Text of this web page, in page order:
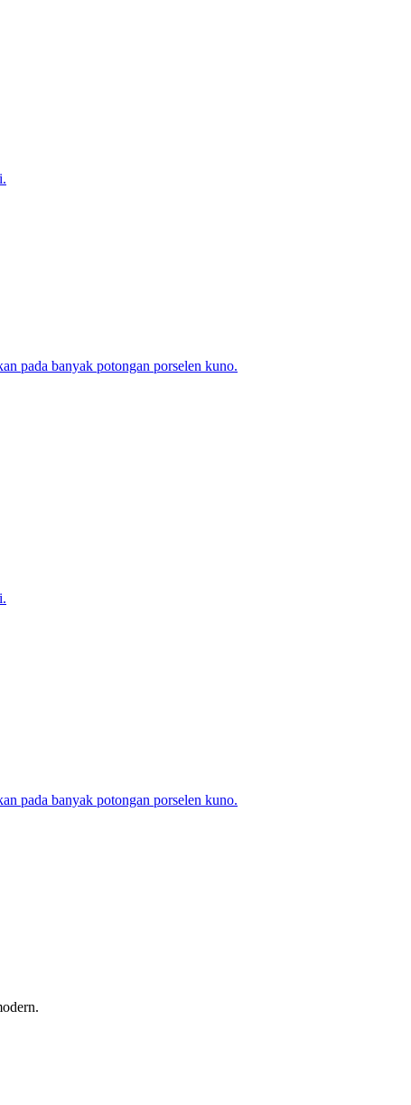
pada banyak potongan porselen kuno.
pada banyak potongan porselen kuno.